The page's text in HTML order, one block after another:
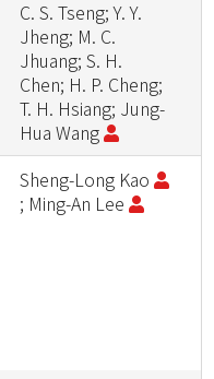
C. S. Tseng; Y. Y.
Jheng; M. C.
Jhuang; S. H.
Chen; H. P. Cheng;
T. H. Hsiang; Jung-
Hua Wang
Sheng-Long Kao
; Ming-An Lee